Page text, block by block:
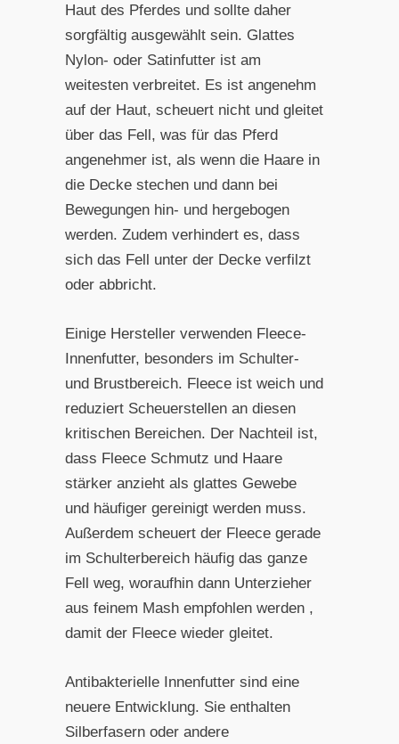
Haut des Pferdes und sollte daher
sorgfältig ausgewählt sein. Glattes
Nylon- oder Satinfutter ist am
weitesten verbreitet. Es ist angenehm
auf der Haut, scheuert nicht und gleitet
über das Fell, was für das Pferd
angenehmer ist, als wenn die Haare in
die Decke stechen und dann bei
Bewegungen hin- und hergebogen
werden. Zudem verhindert es, dass
sich das Fell unter der Decke verfilzt
oder abbricht.
Einige Hersteller verwenden Fleece-
Innenfutter, besonders im Schulter-
und Brustbereich. Fleece ist weich und
reduziert Scheuerstellen an diesen
kritischen Bereichen. Der Nachteil ist,
dass Fleece Schmutz und Haare
stärker anzieht als glattes Gewebe
und häufiger gereinigt werden muss.
Außerdem scheuert der Fleece gerade
im Schulterbereich häufig das ganze
Fell weg, woraufhin dann Unterzieher
aus feinem Mash empfohlen werden ,
damit der Fleece wieder gleitet.
Antibakterielle Innenfutter sind eine
neuere Entwicklung. Sie enthalten
Silberfasern oder andere